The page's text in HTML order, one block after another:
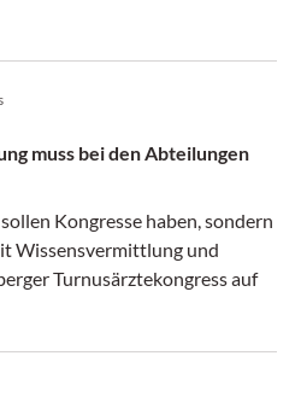
muss bei den Abteilungen
Kongresse haben, sondern
Wissensvermittlung und
Turnusärztekongress auf